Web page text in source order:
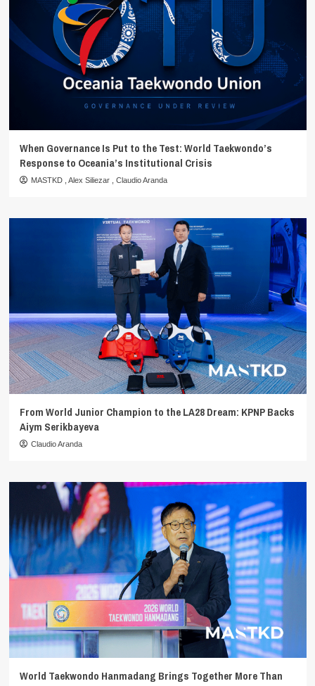
When Governance Is Put to the Test: World Taekwondo’s
Response to Oceania’s Institutional Crisis
MASTKD Alex Siliezar Claudio Aranda
From World Junior Champion to the LA28 Dream: KPNP Backs
Aiym Serikbayeva
Claudio Aranda
World Taekwondo Hanmadang Brings Together More Than